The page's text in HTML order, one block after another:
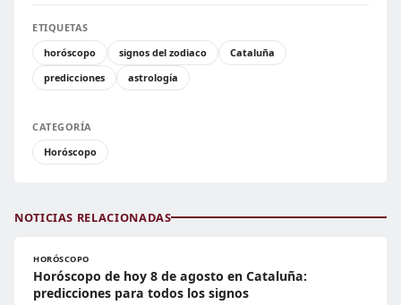
ETIQUETAS
horóscopo
signos del zodiaco
Cataluña
predicciones
astrología
CATEGORÍA
Horóscopo
NOTICIAS RELACIONADAS
HORÓSCOPO
Horóscopo de hoy 8 de agosto en Cataluña:
predicciones para todos los signos